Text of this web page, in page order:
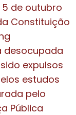
de outubro
Constituição
desocupada
expulsos
estudos
pelo
Pública